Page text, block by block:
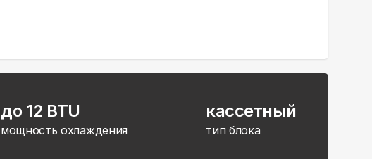
до 12 BTU
мощность охлаждения
кассетный
тип блока